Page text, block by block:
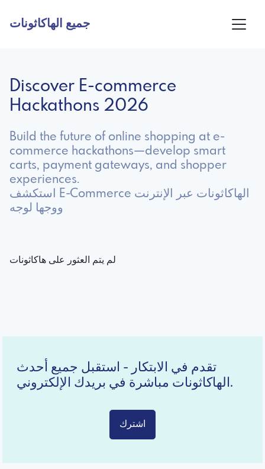
جميع الهاكاثونات
Discover E-commerce
Hackathons 2026
Build the future of online shopping at e-
commerce hackathons—develop smart
carts, payment gateways, and shopper
experiences.
استكشف E-Commerce الهاكاثونات عبر الإنترنت
ووجها لوجه
لم يتم العثور على هاكاثونات
تقدم في الابتكار - استقبل جميع أحدث
الهاكاثونات مباشرة في بريدك الإلكتروني.
اشترك